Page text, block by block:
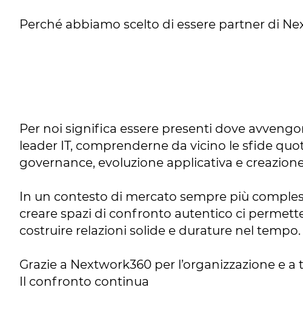
Perché abbiamo scelto di essere partner di
Per noi significa essere presenti dove
leader IT, comprenderne da vicino le sfide
governance, evoluzione applicativa e
In un contesto di mercato sempre più
creare spazi di confronto autentico ci
costruire relazioni solide e durature nel tempo.
Grazie a Nextwork360 per l’organizzazione e
Il confronto continua